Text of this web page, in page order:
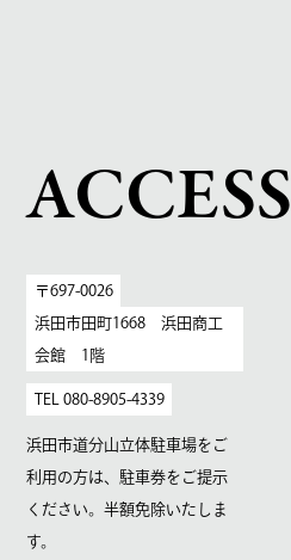
ACCESS
〒697-0026
浜田市田町1668 浜田商工
会館 1階
TEL 080-8905-4339
浜田市道分山立体駐車場をご
利用の方は、駐車券をご提示
ください。半額免除いたしま
す。